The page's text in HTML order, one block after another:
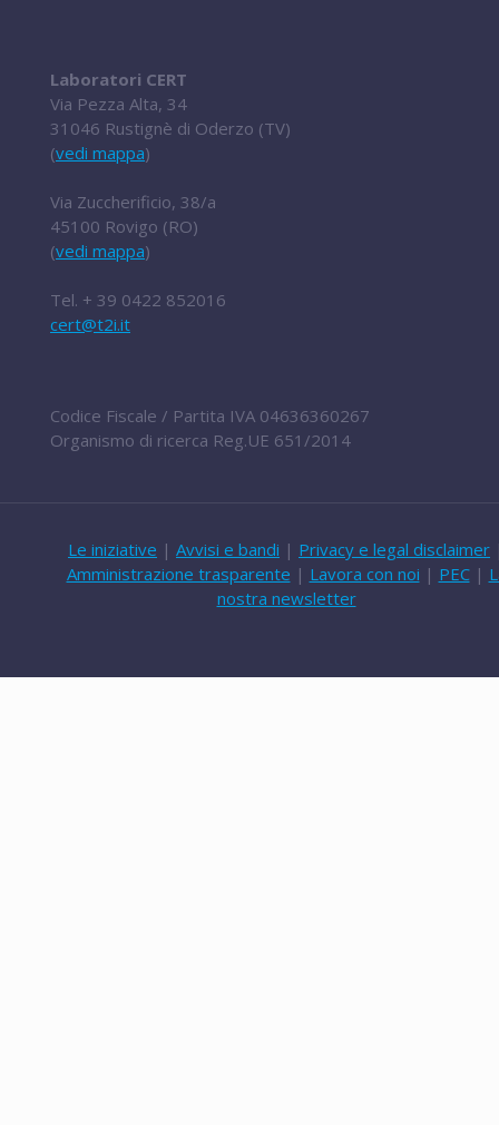
Laboratori CERT
Via Pezza Alta, 34
31046 Rustignè di Oderzo (TV)
(vedi mappa)
Via Zuccherificio, 38/a
45100 Rovigo (RO)
(vedi mappa)
Tel. + 39 0422 852016
cert@t2i.it
Codice Fiscale / Partita IVA 04636360267
Organismo di ricerca Reg.UE 651/2014
Le iniziative | Avvisi e bandi | Privacy e legal disclaimer
Amministrazione trasparente | Lavora con noi | PEC|
nostra newsletter